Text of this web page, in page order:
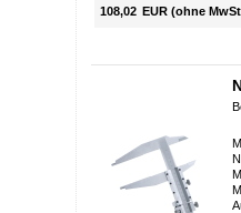
108,02 EUR (ohne